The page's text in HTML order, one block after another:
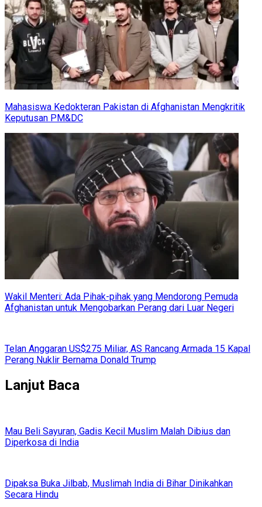
Mahasiswa Kedokteran Pakistan di Afghanistan Mengkritik
Keputusan PM&DC
Wakil Menteri: Ada Pihak-pihak yang Mendorong Pemuda
Afghanistan untuk Mengobarkan Perang dari Luar Negeri
Telan Anggaran US$275 Miliar, AS Rancang Armada 15 Kapal
Perang Nuklir Bernama Donald Trump
Lanjut Baca
Mau Beli Sayuran, Gadis Kecil Muslim Malah Dibius dan
Diperkosa di India
Dipaksa Buka Jilbab, Muslimah India di Bihar Dinikahkan
Secara Hindu